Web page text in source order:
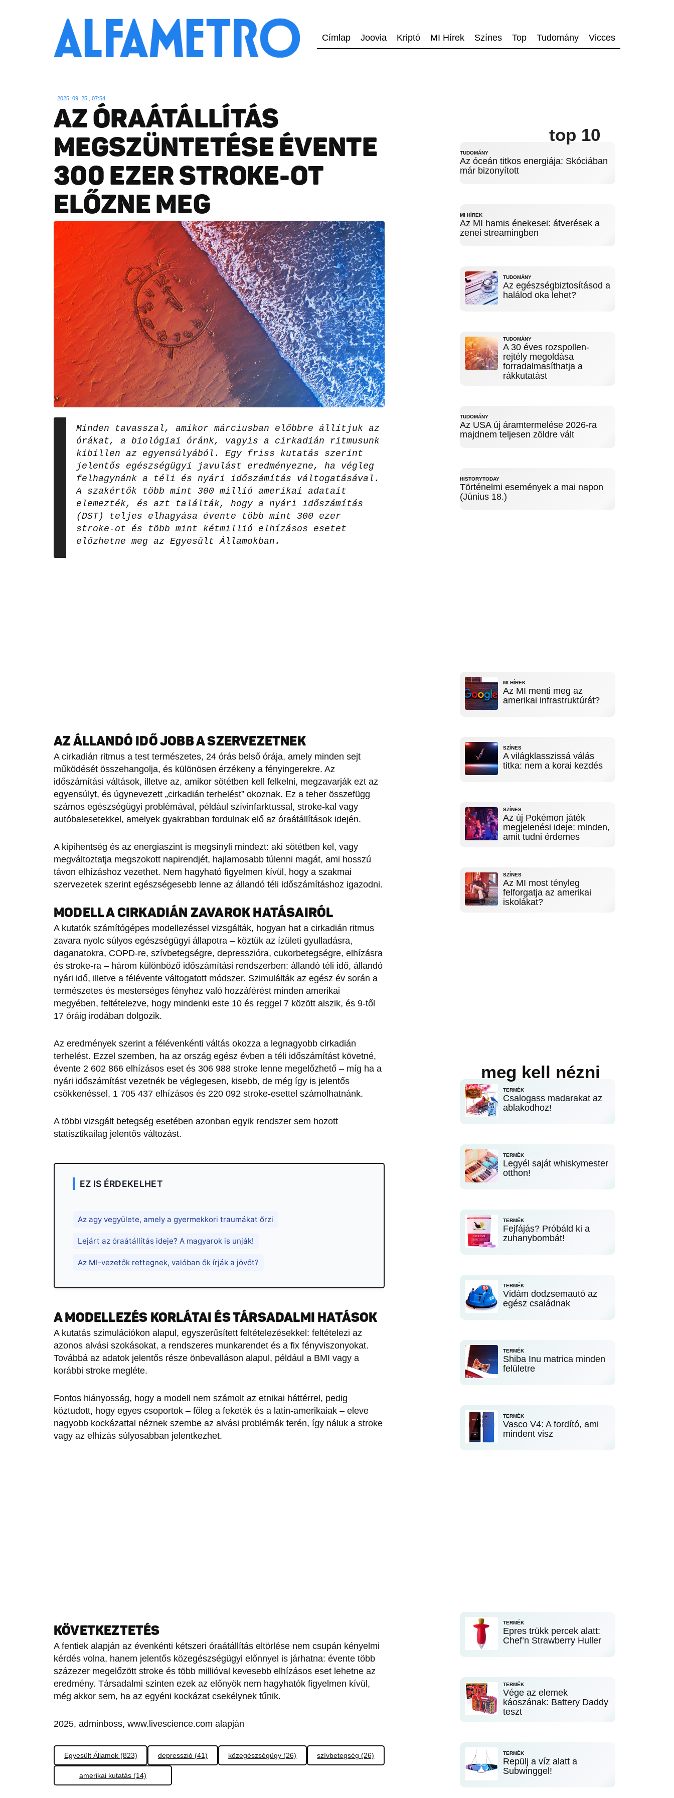
Címlap Joovia Kriptó MI Hírek Színes Top Tudomány Vicces
2025. 09. 25., 07:54
AZ ÓRAÁTÁLLÍTÁS
MEGSZÜNTETÉSE ÉVENTE
300 EZER STROKE-OT
ELŐZNE MEG
Minden tavasszal, amikor márciusban előbbre állítjuk az
órákat, a biológiai óránk, vagyis a cirkadián ritmusunk
kibillen az egyensúlyából. Egy friss kutatás szerint
jelentős egészségügyi javulást eredményezne, ha végleg
felhagynánk a téli és nyári időszámítás váltogatásával.
A szakértők több mint 300 millió amerikai adatait
elemezték, és azt találták, hogy a nyári időszámítás
(DST) teljes elhagyása évente több mint 300 ezer
stroke-ot és több mint kétmillió elhízásos esetet
előzhetne meg az Egyesült Államokban.
AZ ÁLLANDÓ IDŐ JOBB A SZERVEZETNEK
A cirkadián ritmus a test természetes, 24 órás belső órája, amely minden sejt
működését összehangolja, és különösen érzékeny a fényingerekre. Az
időszámítási váltások, illetve az, amikor sötétben kell felkelni, megzavarják ezt az
egyensúlyt, és úgynevezett „cirkadián terhelést” okoznak. Ez a teher összefügg
számos egészségügyi problémával, például szívinfarktussal, stroke-kal vagy
autóbalesetekkel, amelyek gyakrabban fordulnak elő az óraátállítások idején.
A kipihentség és az energiaszint is megsínyli mindezt: aki sötétben kel, vagy
megváltoztatja megszokott napirendjét, hajlamosabb túlenni magát, ami hosszú
távon elhízáshoz vezethet. Nem hagyható figyelmen kívül, hogy a szakmai
szervezetek szerint egészségesebb lenne az állandó téli időszámításhoz igazodni.
MODELL A CIRKADIÁN ZAVAROK HATÁSAIRÓL
A kutatók számítógépes modellezéssel vizsgálták, hogyan hat a cirkadián ritmus
zavara nyolc súlyos egészségügyi állapotra – köztük az ízületi gyulladásra,
daganatokra, COPD-re, szívbetegségre, depresszióra, cukorbetegségre, elhízásra
és stroke-ra – három különböző időszámítási rendszerben: állandó téli idő, állandó
nyári idő, illetve a félévente váltogatott módszer. Szimulálták az egész év során a
természetes és mesterséges fényhez való hozzáférést minden amerikai
megyében, feltételezve, hogy mindenki este 10 és reggel 7 között alszik, és 9-től
17 óráig irodában dolgozik.
Az eredmények szerint a félévenkénti váltás okozza a legnagyobb cirkadián
terhelést. Ezzel szemben, ha az ország egész évben a téli időszámítást követné,
évente 2 602 866 elhízásos eset és 306 988 stroke lenne megelőzhető – míg ha a
nyári időszámítást vezetnék be véglegesen, kisebb, de még így is jelentős
csökkenéssel, 1 705 437 elhízásos és 220 092 stroke-esettel számolhatnánk.
A többi vizsgált betegség esetében azonban egyik rendszer sem hozott
statisztikailag jelentős változást.
EZ IS ÉRDEKELHET
Az agy vegyülete, amely a gyermekkori traumákat őrzi
Lejárt az óraátállítás ideje? A magyarok is unják!
Az MI-vezetők rettegnek, valóban ők írják a jövőt?
A MODELLEZÉS KORLÁTAI ÉS TÁRSADALMI HATÁSOK
A kutatás szimulációkon alapul, egyszerűsített feltételezésekkel: feltételezi az
azonos alvási szokásokat, a rendszeres munkarendet és a fix fényviszonyokat.
Továbbá az adatok jelentős része önbevalláson alapul, például a BMI vagy a
korábbi stroke megléte.
Fontos hiányosság, hogy a modell nem számolt az etnikai háttérrel, pedig
köztudott, hogy egyes csoportok – főleg a feketék és a latin-amerikaiak – eleve
nagyobb kockázattal néznek szembe az alvási problémák terén, így náluk a stroke
vagy az elhízás súlyosabban jelentkezhet.
KÖVETKEZTETÉS
A fentiek alapján az évenkénti kétszeri óraátállítás eltörlése nem csupán kényelmi
kérdés volna, hanem jelentős közegészségügyi előnnyel is járhatna: évente több
százezer megelőzött stroke és több millióval kevesebb elhízásos eset lehetne az
eredmény. Társadalmi szinten ezek az előnyök nem hagyhatók figyelmen kívül,
még akkor sem, ha az egyéni kockázat csekélynek tűnik.
2025, adminboss, www.livescience.com alapján
Egyesült Államok (823) depresszió (41) közegészségügy (26) szívbetegség (26)
amerikai kutatás (14)
top 10
TUDOMÁNY
Az óceán titkos energiája: Skóciában
már bizonyított
MI HÍREK
Az MI hamis énekesei: átverések a
zenei streamingben
TUDOMÁNY
Az egészségbiztosításod a
halálod oka lehet?
TUDOMÁNY
A 30 éves rozspollen-
rejtély megoldása
forradalmasíthatja a
rákkutatást
TUDOMÁNY
Az USA új áramtermelése 2026-ra
majdnem teljesen zöldre vált
HISTORYTODAY
Történelmi események a mai napon
(Június 18.)
MI HÍREK
Az MI menti meg az
amerikai infrastruktúrát?
SZÍNES
A világklasszissá válás
titka: nem a korai kezdés
SZÍNES
Az új Pokémon játék
megjelenési ideje: minden,
amit tudni érdemes
SZÍNES
Az MI most tényleg
felforgatja az amerikai
iskolákat?
meg kell nézni
TERMÉK
Csalogass madarakat az
ablakodhoz!
TERMÉK
Legyél saját whiskymester
otthon!
TERMÉK
Fejfájás? Próbáld ki a
zuhanybombát!
TERMÉK
Vidám dodzsemautó az
egész családnak
TERMÉK
Shiba Inu matrica minden
felületre
TERMÉK
Vasco V4: A fordító, ami
mindent visz
TERMÉK
Epres trükk percek alatt:
Chef’n Strawberry Huller
TERMÉK
Vége az elemek
káoszának: Battery Daddy
teszt
TERMÉK
Repülj a víz alatt a
Subwinggel!